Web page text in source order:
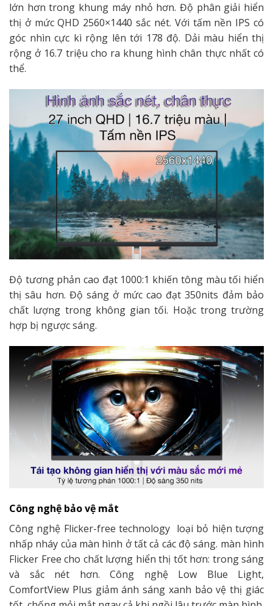
lớn hơn trong khung máy nhỏ hơn. Độ phân giải hiển
thị ở mức QHD 2560×1440 sắc nét. Với tấm nền IPS có
góc nhìn cực kì rộng lên tới 178 độ. Dải màu hiển thị
rộng ở 16.7 triệu cho ra khung hình chân thực nhất có
thể.
Độ tương phản cao đạt 1000:1 khiến tông màu tối hiển
thị sâu hơn. Độ sáng ở mức cao đạt 350nits đảm bảo
chất lượng trong không gian tối. Hoặc trong trường
hợp bị ngược sáng.
Công nghệ bảo vệ mắt
Công nghệ Flicker-free technology loại bỏ hiện tượng
nhấp nháy của màn hình ở tất cả các độ sáng. màn hình
Flicker Free cho chất lượng hiển thị tốt hơn: trong sáng
và sắc nét hơn. Công nghệ Low Blue Light,
ComfortView Plus giảm ánh sáng xanh bảo vệ thị giác